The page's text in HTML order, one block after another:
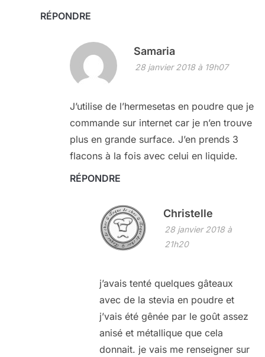
RÉPONDRE
Samaria
28 janvier 2018 à 19h07
J’utilise de l’hermesetas en poudre que je
commande sur internet car je n’en trouve
plus en grande surface. J’en prends 3
flacons à la fois avec celui en liquide.
RÉPONDRE
Christelle
28 janvier 2018 à
21h20
j’avais tenté quelques gâteaux
avec de la stevia en poudre et
j’vais été gênée par le goût assez
anisé et métallique que cela
donnait. je vais me renseigner sur